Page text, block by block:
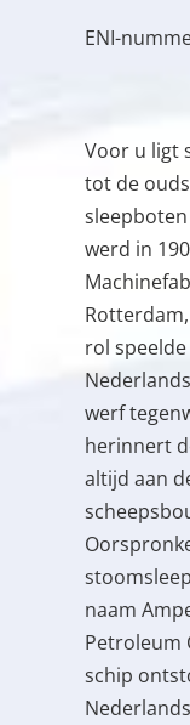
ENI-
Voor u ligt
tot de
werd in
rol
werf
herinnert
altijd aan
naam
Petroleum
schip